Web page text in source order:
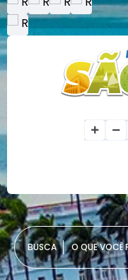
O QUE VOCÊ PROCURA?